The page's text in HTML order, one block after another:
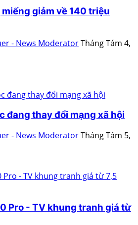
miếng giảm về 140 triệu
- News ModeratorTháng Tám 4,
đang thay đổi mạng xã hội
- News ModeratorTháng Tám 5,
Pro - TV khung tranh giá từ